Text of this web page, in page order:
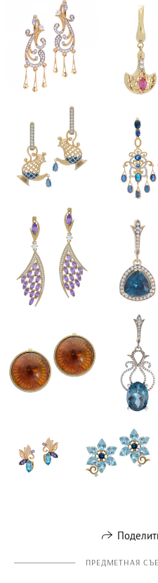
ПРЕДМЕТНАЯ